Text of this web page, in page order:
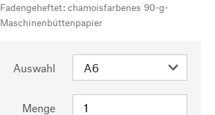
Fadengeheftet: chamoisfarbenes 90-g-
Maschinenbüttenpapier
Auswahl
Menge